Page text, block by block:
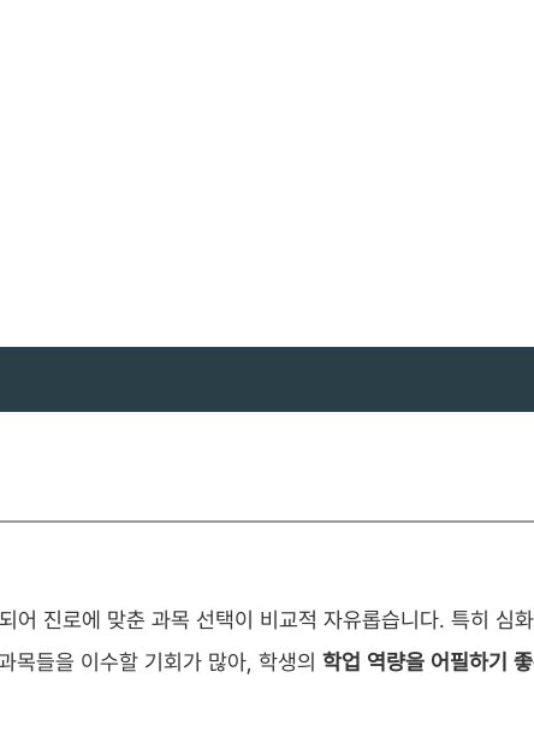
어 진로에 맞춘 과목 선택이 비교적 자유롭습니다. 특히 심
목들을 이수할 기회가 많아, 학생의 학업 역량을 어필하기